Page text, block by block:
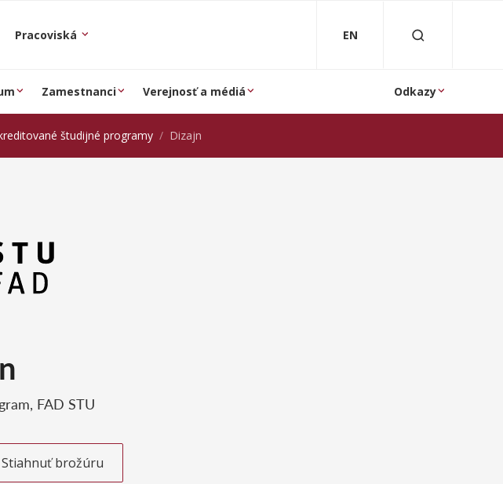
Pracoviská EN
Zamestnanci Verejnosť a médiá Odkazy
študijné programy Dizajn
FAD STU
Stiahnuť brožúru